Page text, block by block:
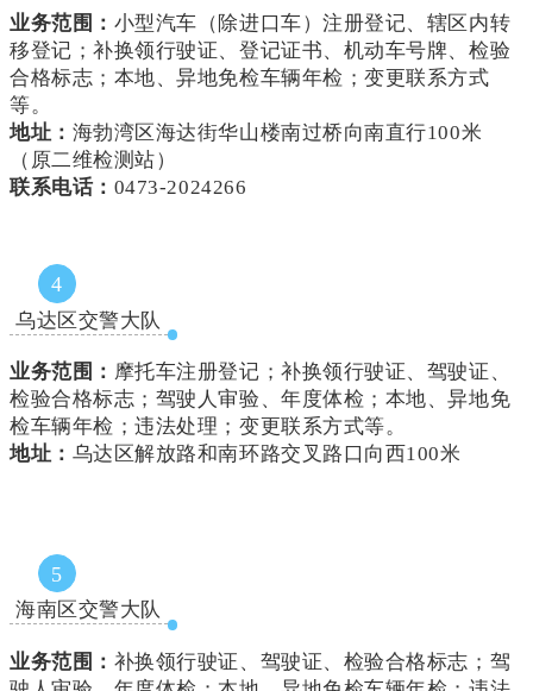
业务范围： 小型汽车（除进口车）注册登记、辖区内转
移登记；补换领行驶证、登记证书、机动车号牌、检验
合格标志；本地、异地免检车辆年检；变更联系方式
等。
地址： 海勃湾区海达街华山楼南过桥向南直行100米
（原二维检测站）
联系电话： 0473-2024266
4
乌达区交警大队
业务范围： 摩托车注册登记；补换领行驶证、驾驶证、
检验合格标志；驾驶人审验、年度体检；本地、异地免
检车辆年检；违法处理；变更联系方式等。
地址： 乌达区解放路和南环路交叉路口向西100米
5
海南区交警大队
业务范围： 补换领行驶证、驾驶证、检验合格标志；驾